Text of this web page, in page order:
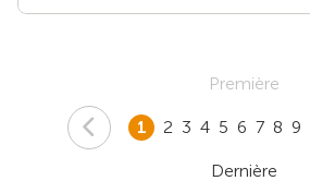
Première
1 2 3 4 5 6 7 8 9
Dernière